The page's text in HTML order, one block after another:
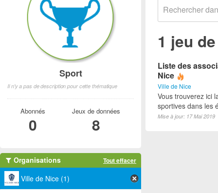
1 jeu
Liste des
Nice
Ville de Nice
Vous trouverez ici
sportives dans les
Mise à jour: 17 Mai 2019
Sport
Il n'y a pas de description pour cette thématique
Abonnés
0
Jeux de données
8
Organisations Tout effacer
Ville de Nice (1)